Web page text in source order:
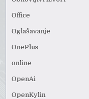
Office
Oglašavanje
OnePlus
online
OpenAi
OpenKylin